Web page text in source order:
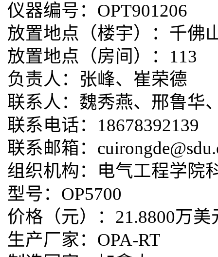
仪器编号：OPT901206
放置地点（楼宇）：千佛
放置地点（房间）：113
负责人：张峰、崔荣德
联系人：魏秀燕、邢鲁华
联系电话：
联系邮箱：
组织机构：电气工程学院
型号：OP5700
价格（元）：21.8800万美
生产厂家：OPA-RT